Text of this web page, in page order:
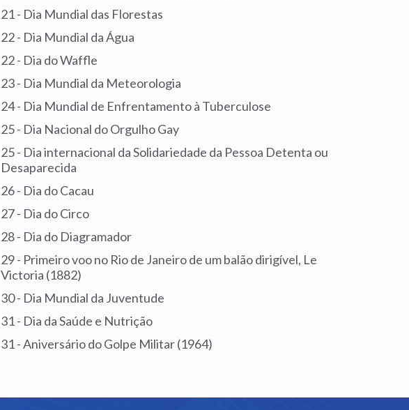
21 - Dia Mundial das Florestas
22 - Dia Mundial da Água
22 - Dia do Waffle
23 - Dia Mundial da Meteorologia
24 - Dia Mundial de Enfrentamento à Tuberculose
25 - Dia Nacional do Orgulho Gay
25 - Dia internacional da Solidariedade da Pessoa Detenta ou
Desaparecida
26 - Dia do Cacau
27 - Dia do Circo
28 - Dia do Diagramador
29 - Primeiro voo no Rio de Janeiro de um balão dirigível, Le
Victoria (1882)
30 - Dia Mundial da Juventude
31 - Dia da Saúde e Nutrição
31 - Aniversário do Golpe Militar (1964)